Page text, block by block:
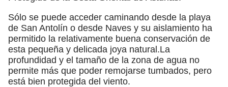
Sólo se puede acceder caminando desde la playa
de San Antolín o desde Naves y su aislamiento ha
permitido la relativamente buena conservación de
esta pequeña y delicada joya natural.​La
profundidad y el tamaño de la zona de agua no
permite más que poder remojarse tumbados, pero
está bien protegida del viento.